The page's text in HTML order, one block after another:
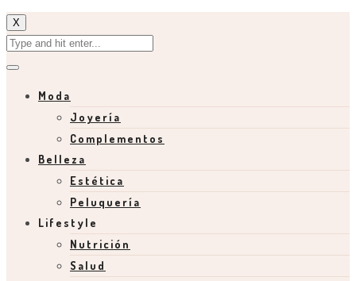
X
Moda
Joyería
Complementos
Belleza
Estética
Peluquería
Lifestyle
Nutrición
Salud